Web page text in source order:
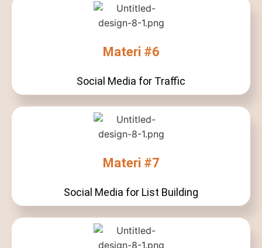
Materi #6
Social Media for Traffic
Materi #7
Social Media for List Building